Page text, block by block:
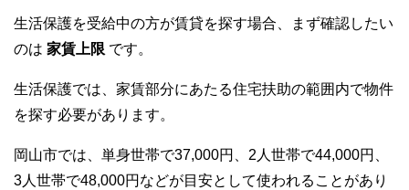
生活保護を受給中の方が賃貸を探す場合、まず確認したい
のは 家賃上限 です。
生活保護では、家賃部分にあたる住宅扶助の範囲内で物件
を探す必要があります。
岡山市では、単身世帯で37,000円、2人世帯で44,000円、
3人世帯で48,000円などが目安として使われることがあり